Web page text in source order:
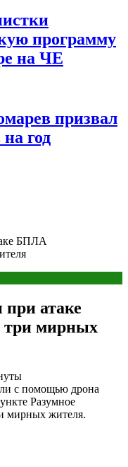
программу
на ЧЕ
призвал
год
БПЛА
при атаке
мирных
с помощью дрона
Разумное
мирных жителя.